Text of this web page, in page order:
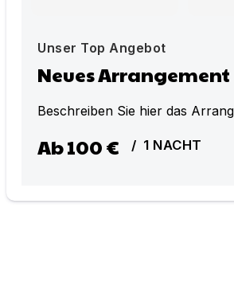
Unser Top Angebot
Neues Arrangement
Beschreiben Sie hier das
Ab100 € / 1 NACHT